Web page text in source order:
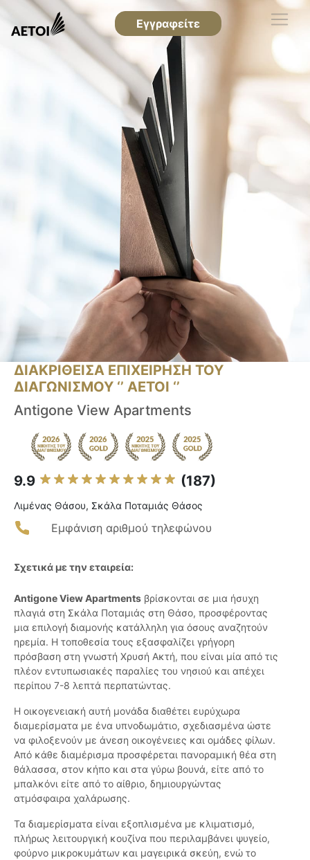
Εγγραφείτε
ΔΙΑΚΡΙΘΕΙΣΑ ΕΠΙΧΕΙΡΗΣΗ ΤΟΥ
ΔΙΑΓΩΝΙΣΜΟΥ ‘’ ΑΕΤΟΙ ‘’
Antigone View Apartments
9.9 (187)
Λιμένας Θάσου, Σκάλα Ποταμιάς Θάσος
Εμφάνιση αριθμού τηλεφώνου
Σχετικά με την εταιρεία:
Antigone View Apartments βρίσκονται σε μια ήσυχη
πλαγιά στη Σκάλα Ποταμιάς στη Θάσο, προσφέροντας
μια επιλογή διαμονής κατάλληλη για όσους αναζητούν
ηρεμία. Η τοποθεσία τους εξασφαλίζει γρήγορη
πρόσβαση στη γνωστή Χρυσή Ακτή, που είναι μία από τις
πλέον εντυπωσιακές παραλίες του νησιού και απέχει
περίπου 7-8 λεπτά περπατώντας.
Η οικογενειακή αυτή μονάδα διαθέτει ευρύχωρα
διαμερίσματα με ένα υπνοδωμάτιο, σχεδιασμένα ώστε
να φιλοξενούν με άνεση οικογένειες και ομάδες φίλων.
Από κάθε διαμέρισμα προσφέρεται πανοραμική θέα στη
θάλασσα, στον κήπο και στα γύρω βουνά, είτε από το
μπαλκόνι είτε από το αίθριο, δημιουργώντας
ατμόσφαιρα χαλάρωσης.
Τα διαμερίσματα είναι εξοπλισμένα με κλιματισμό,
πλήρως λειτουργική κουζίνα που περιλαμβάνει ψυγείο,
φούρνο μικροκυμάτων και μαγειρικά σκεύη, ενώ το